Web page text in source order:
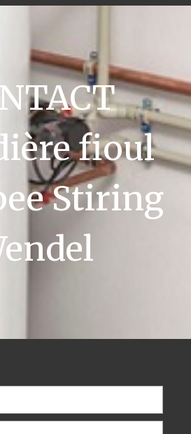
fioul
Stiring